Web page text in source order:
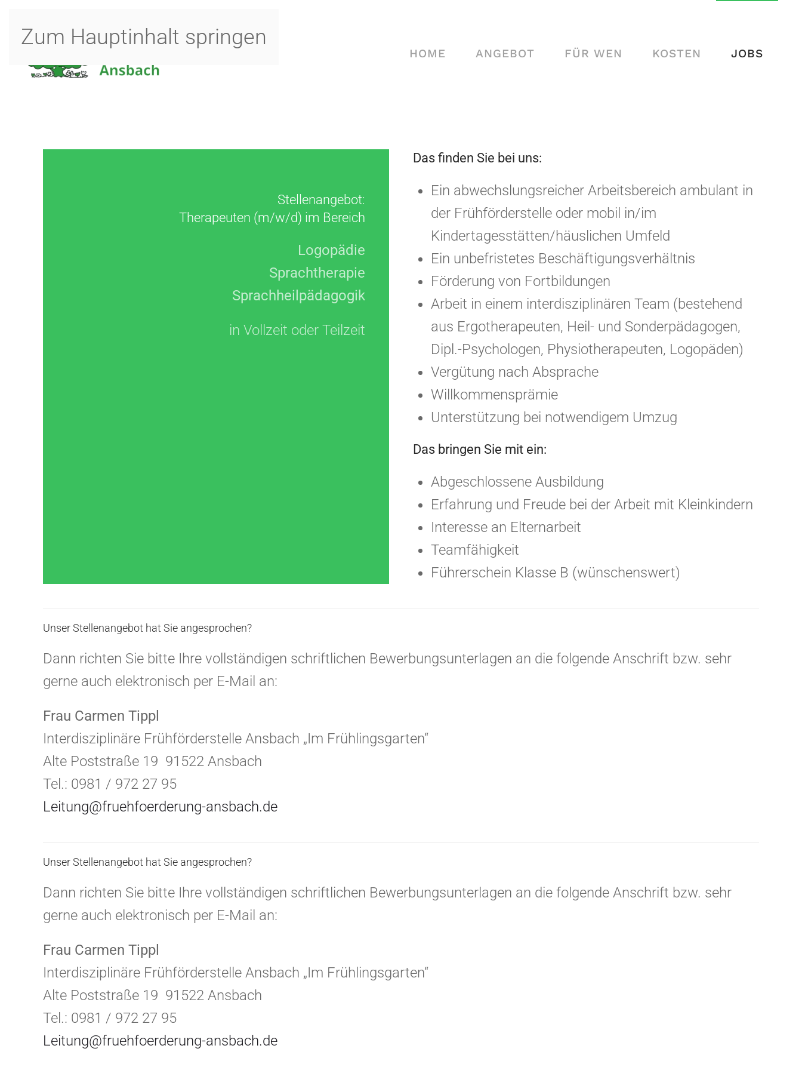
Zum Hauptinhalt springen
HOME ANGEBOT FÜR WEN KOSTEN JOBS
Stellenangebot:
Therapeuten (m/w/d) im Bereich
Logopädie
Sprachtherapie
Sprachheilpädagogik
in Vollzeit oder Teilzeit
Das finden Sie bei uns:
Ein abwechslungsreicher Arbeitsbereich ambulant in
der Frühförderstelle oder mobil in/im
Kindertagesstätten/häuslichen Umfeld
Ein unbefristetes Beschäftigungsverhältnis
Förderung von Fortbildungen
Arbeit in einem interdisziplinären Team (bestehend
aus Ergotherapeuten, Heil- und Sonderpädagogen,
Dipl.-Psychologen, Physiotherapeuten, Logopäden)
Vergütung nach Absprache
Willkommensprämie
Unterstützung bei notwendigem Umzug
Das bringen Sie mit ein:
Abgeschlossene Ausbildung
Erfahrung und Freude bei der Arbeit mit Kleinkindern
Interesse an Elternarbeit
Teamfähigkeit
Führerschein Klasse B (wünschenswert)
Unser Stellenangebot hat Sie angesprochen?
Dann richten Sie bitte Ihre vollständigen schriftlichen Bewerbungsunterlagen an die folgende Anschrift bzw. sehr
gerne auch elektronisch per E-Mail an:
Frau Carmen Tippl
Interdisziplinäre Frühförderstelle Ansbach „Im Frühlingsgarten“
Alte Poststraße 19 91522 Ansbach
Tel.: 0981 / 972 27 95
Leitung@fruehfoerderung-ansbach.de
Unser Stellenangebot hat Sie angesprochen?
Dann richten Sie bitte Ihre vollständigen schriftlichen Bewerbungsunterlagen an die folgende Anschrift bzw. sehr
gerne auch elektronisch per E-Mail an:
Frau Carmen Tippl
Interdisziplinäre Frühförderstelle Ansbach „Im Frühlingsgarten“
Alte Poststraße 19 91522 Ansbach
Tel.: 0981 / 972 27 95
Leitung@fruehfoerderung-ansbach.de